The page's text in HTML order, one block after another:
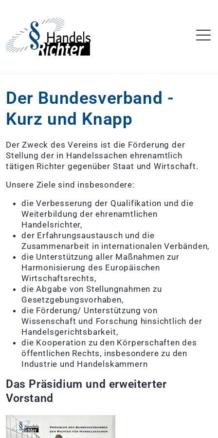
Der Bundesverband -
Kurz und Knapp
Der Zweck des Vereins ist die Förderung der
Stellung der in Handelssachen ehrenamtlich
tätigen Richter gegenüber Staat und Wirtschaft.
Unsere Ziele sind insbesondere:
die Verbesserung der Qualifikation und die
Weiterbildung der ehrenamtlichen
Handelsrichter,
der Erfahrungsaustausch und die
Zusammenarbeit in internationalen Verbänden,
die Unterstützung aller Maßnahmen zur
Harmonisierung des Europäischen
Wirtschaftsrechts,
die Abgabe von Stellungnahmen zu
Gesetzgebungsvorhaben,
die Förderung/ Unterstützung von
Wissenschaft und Forschung hinsichtlich der
Handelsgerichtsbarkeit,
die Kooperation zu den Körperschaften des
öffentlichen Rechts, insbesondere zu den
Industrie und Handelskammern
Das Präsidium und erweiterter
Vorstand